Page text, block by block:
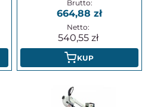
664,88
540,55
KUP